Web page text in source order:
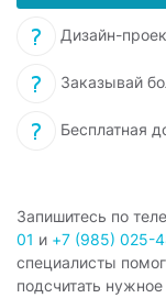
Дизайн-
Заказывай
Бесплатная
Запишитесь по
01 и +7 (985) 025-
специалисты
подсчитать